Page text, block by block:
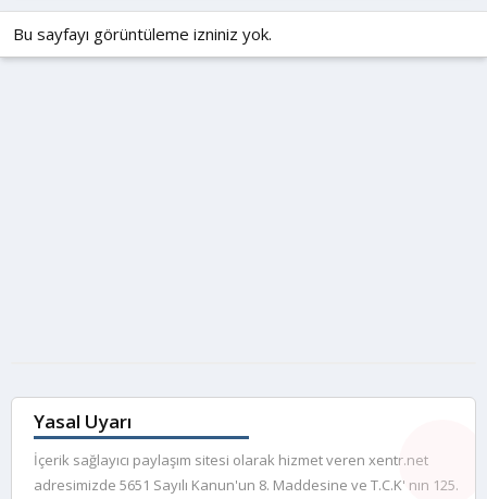
Bu sayfayı görüntüleme izniniz yok.
Yasal Uyarı
İçerik sağlayıcı paylaşım sitesi olarak hizmet veren xentr.net
adresimizde 5651 Sayılı Kanun'un 8. Maddesine ve T.C.K' nın 125.